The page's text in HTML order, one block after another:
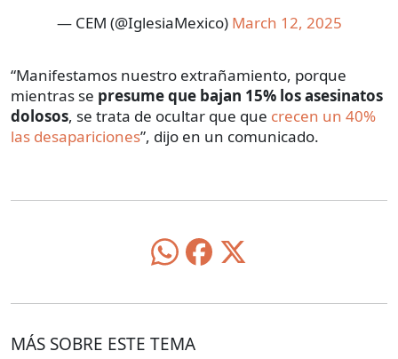
— CEM (@IglesiaMexico) March 12, 2025
“Manifestamos nuestro extrañamiento, porque
mientras se presume que bajan 15% los asesinatos
dolosos, se trata de ocultar que que crecen un 40%
las desapariciones”, dijo en un comunicado.
MÁS SOBRE ESTE TEMA